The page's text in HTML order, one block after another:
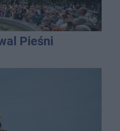
Pieśni